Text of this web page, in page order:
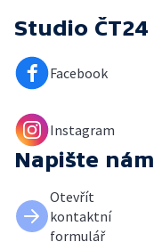
Studio ČT24
Facebook
Instagram
Napište nám
Otevřít
kontaktní
formulář